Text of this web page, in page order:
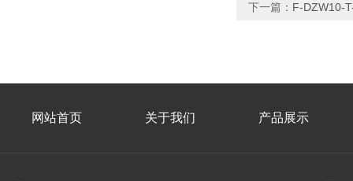
下一篇： F-DZW10-
网站首页 关于我们 产品展示